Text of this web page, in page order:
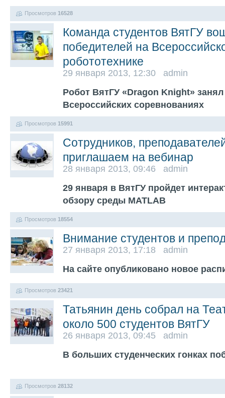
Просмотров 16528
Команда студентов ВятГУ
победителей на
робототехнике
29 января 2013, 12:30 admin
Робот ВятГУ «Dragon Knight»
Всероссийских соревнованиях
Просмотров 15991
Сотрудников,
приглашаем на вебинар
28 января 2013, 09:46 admin
29 января в ВятГУ пройдет
обзору среды MATLAB
Просмотров 18554
Внимание студентов и
27 января 2013, 17:18 admin
На сайте опубликовано новое
Просмотров 23421
Татьянин день собрал на
около 500 студентов ВятГУ
26 января 2013, 09:45 admin
В больших студенческих гонках
Просмотров 28132